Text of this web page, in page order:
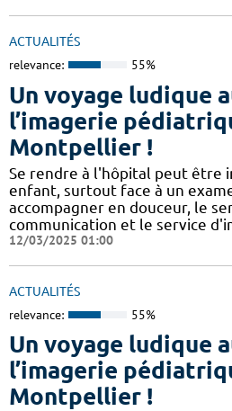
ACTUALITÉS
relevance: 55%
Un voyage ludique
l’imagerie
Montpellier !
​​​Se rendre à l'hôpital peut être
enfant, surtout face à un
accompagner en douceur, le
communication et le service
12/03/2025 01:00
ACTUALITÉS
relevance: 55%
Un voyage ludique
l’imagerie
Montpellier !